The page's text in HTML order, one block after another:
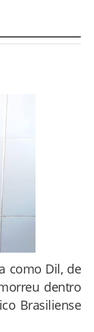
como Dil, de
dentro
Brasiliense